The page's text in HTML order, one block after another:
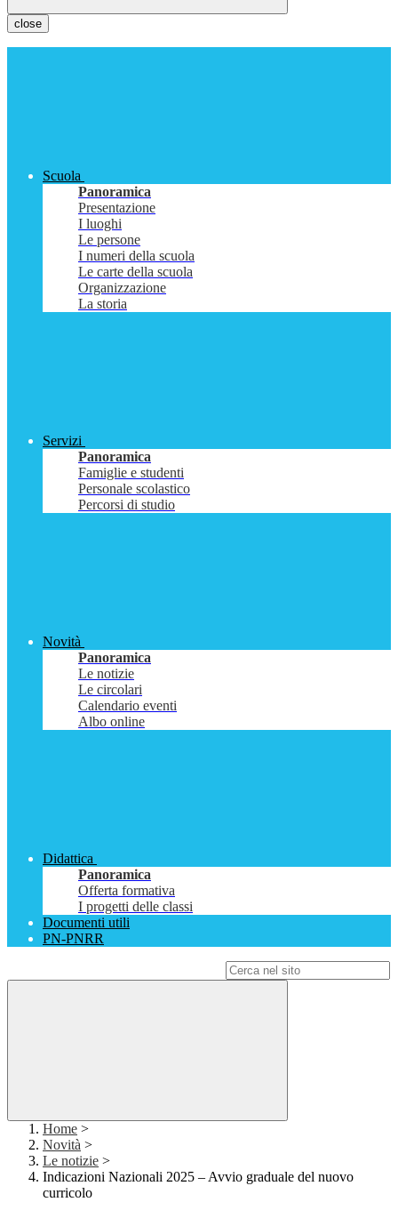
close
Scuola
Panoramica
Presentazione
I luoghi
Le persone
I numeri della scuola
Le carte della scuola
Organizzazione
La storia
Servizi
Panoramica
Famiglie e studenti
Personale scolastico
Percorsi di studio
Novità
Panoramica
Le notizie
Le circolari
Calendario eventi
Albo online
Didattica
Panoramica
Offerta formativa
I progetti delle classi
Documenti utili
PN-PNRR
Home >
Novità >
Le notizie >
Indicazioni Nazionali 2025 – Avvio graduale del nuovo
curricolo